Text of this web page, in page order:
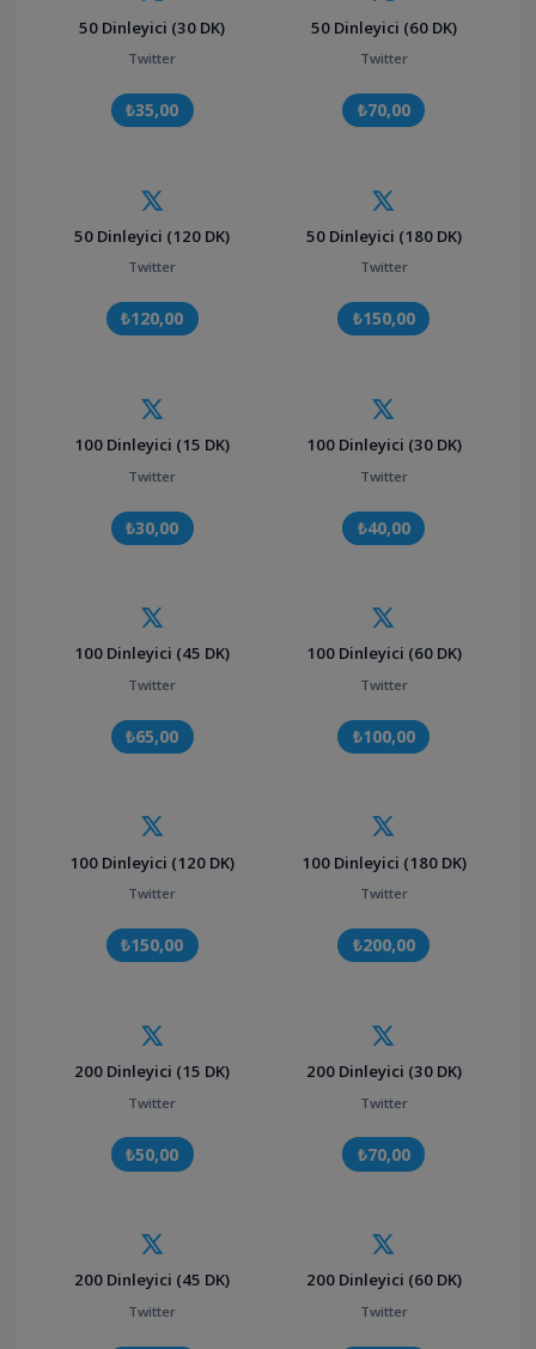
50 Dinleyici (30 DK)
Twitter
₺35,00
50 Dinleyici (60 DK)
Twitter
₺70,00
50 Dinleyici (120 DK)
Twitter
₺120,00
50 Dinleyici (180 DK)
Twitter
₺150,00
100 Dinleyici (15 DK)
Twitter
₺30,00
100 Dinleyici (30 DK)
Twitter
₺40,00
100 Dinleyici (45 DK)
Twitter
₺65,00
100 Dinleyici (60 DK)
Twitter
₺100,00
100 Dinleyici (120 DK)
Twitter
₺150,00
100 Dinleyici (180 DK)
Twitter
₺200,00
200 Dinleyici (15 DK)
Twitter
₺50,00
200 Dinleyici (30 DK)
Twitter
₺70,00
200 Dinleyici (45 DK)
Twitter
200 Dinleyici (60 DK)
Twitter